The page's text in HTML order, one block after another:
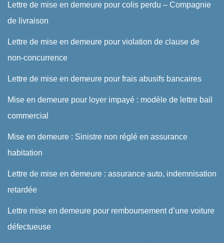
Lettre de mise en demeure pour colis perdu – Compagnie
de livraison
Lettre de mise en demeure pour violation de clause de
non-concurrence
Lettre de mise en demeure pour frais abusifs bancaires
Mise en demeure pour loyer impayé : modèle de lettre bail
commercial
Mise en demeure : Sinistre non réglé en assurance
habitation
Lettre de mise en demeure : assurance auto, indemnisation
retardée
Lettre mise en demeure pour remboursement d’une voiture
défectueuse